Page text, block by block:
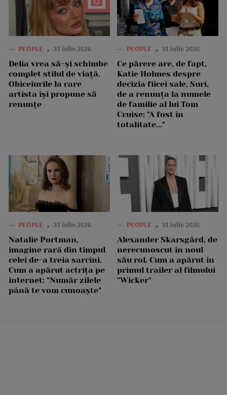
— PEOPLE 31 iulie 2026
Delia vrea să-și schimbe
complet stilul de viață.
Obiceiurile la care
artista își propune să
renunțe
— PEOPLE 31 iulie 2026
Ce părere are, de fapt,
Katie Holmes despre
decizia fiicei sale, Suri,
de a renunța la numele
de familie al lui Tom
Cruise: "A fost în
totalitate..."
— PEOPLE 31 iulie 2026
Natalie Portman,
imagine rară din timpul
celei de-a treia sarcini.
Cum a apărut actrița pe
internet: "Număr zilele
până te vom cunoaște"
— PEOPLE 31 iulie 2026
Alexander Skarsgård, de
nerecunoscut în noul
său rol. Cum a apărut în
primul trailer al filmului
"Wicker"